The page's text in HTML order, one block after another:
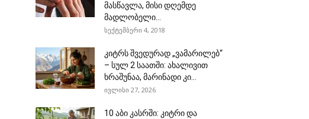
მასწავლა, მისი დღემდე
მადლობელი...
სექტემბერი 4, 2018
კიტრს შვედურად „ვამარილებ“
– სულ 2 საათში: ახალივით
ხრაშუნაა, მარინადი კი...
ივლისი 27, 2026
10 აბი კასრში: კიტრი და